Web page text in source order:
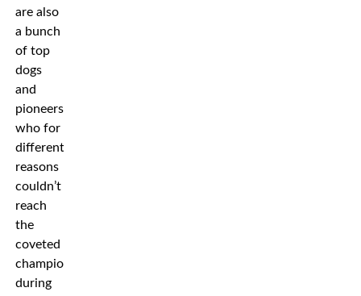
are also
a bunch
of top
dogs
and
pioneers
who for
different
reasons
couldn’t
reach
the
coveted
championship
during